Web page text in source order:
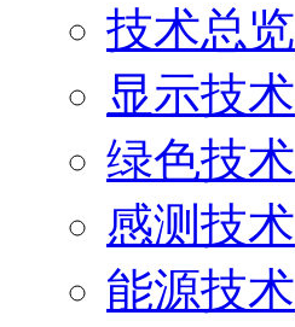
技术总览
显示技术
绿色技术
感测技术
能源技术